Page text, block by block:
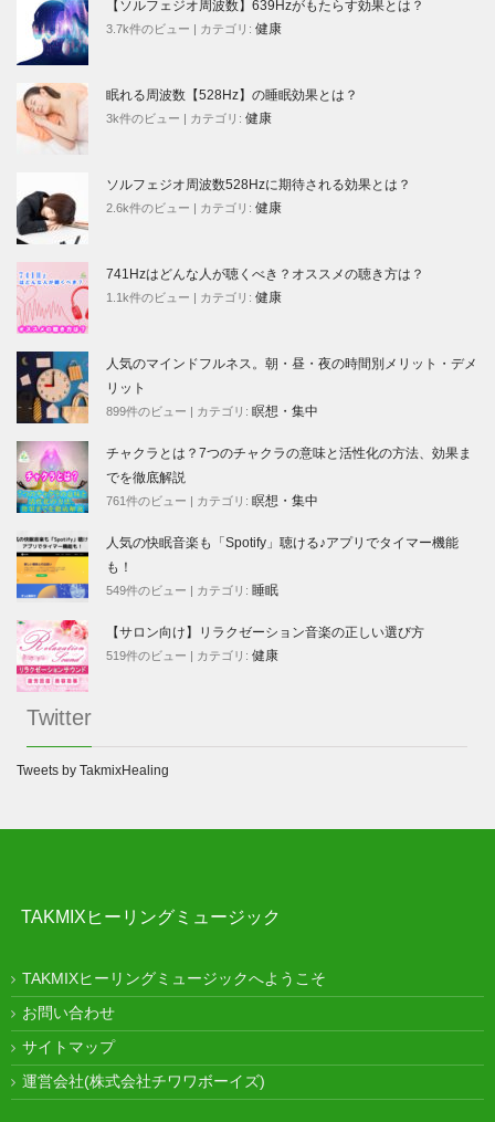
【ソルフェジオ周波数】639Hzがもたらす効果とは？
3.7k件のビュー カテゴリ: 健康
眠れる周波数【528Hz】の睡眠効果とは？
3k件のビュー カテゴリ: 健康
ソルフェジオ周波数528Hzに期待される効果とは？
2.6k件のビュー カテゴリ: 健康
741Hzはどんな人が聴くべき？オススメの聴き方は？
1.1k件のビュー カテゴリ: 健康
人気のマインドフルネス。朝・昼・夜の時間別メリット・デメ
リット
899件のビュー カテゴリ: 瞑想・集中
チャクラとは？7つのチャクラの意味と活性化の方法、効果ま
でを徹底解説
761件のビュー カテゴリ: 瞑想・集中
人気の快眠音楽も「Spotify」聴ける♪アプリでタイマー機能
も！
549件のビュー カテゴリ: 睡眠
【サロン向け】リラクゼーション音楽の正しい選び方
519件のビュー カテゴリ: 健康
Twitter
Tweets by TakmixHealing
TAKMIXヒーリングミュージック
TAKMIXヒーリングミュージックへようこそ
お問い合わせ
サイトマップ
運営会社(株式会社チワワボーイズ)